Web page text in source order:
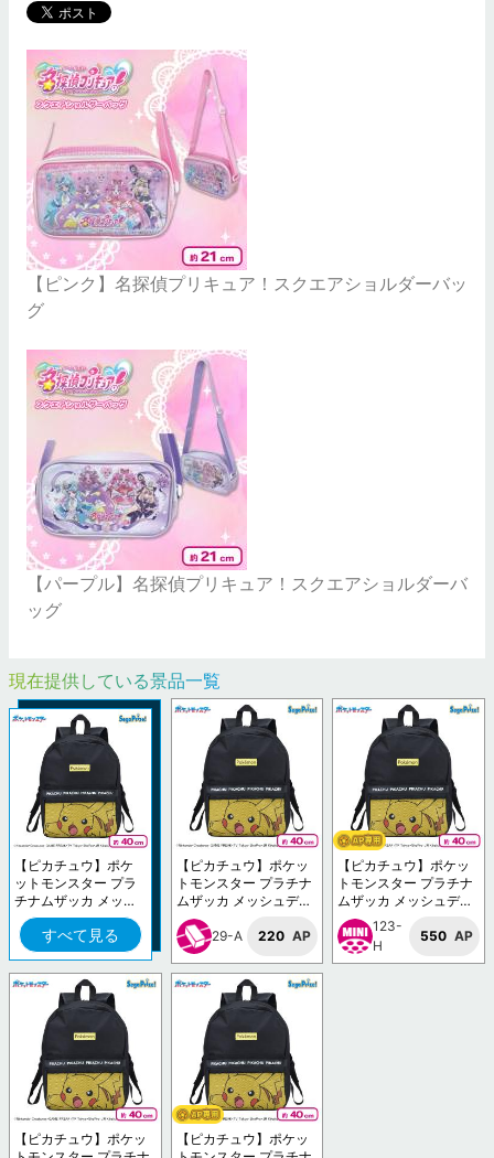
【ピンク】名探偵プリキュア！スクエアショルダーバッ
グ
【パープル】名探偵プリキュア！スクエアショルダーバ
ッグ
現在提供している景品一覧
【ピカチュウ】ポケ
ットモンスター プラ
チナムザッカ メッシ
ュデザインリュックV
ol.1.5すべて見る
【ピカチュウ】ポケッ
トモンスター プラチナ
ムザッカ メッシュデザ
インリュックVol.1.5
29-A
220 AP
【ピカチュウ】ポケッ
トモンスター プラチナ
ムザッカ メッシュデザ
インリュックVol.1.5
123-
H
550 AP
【ピカチュウ】ポケッ
【ピカチュウ】ポケッ